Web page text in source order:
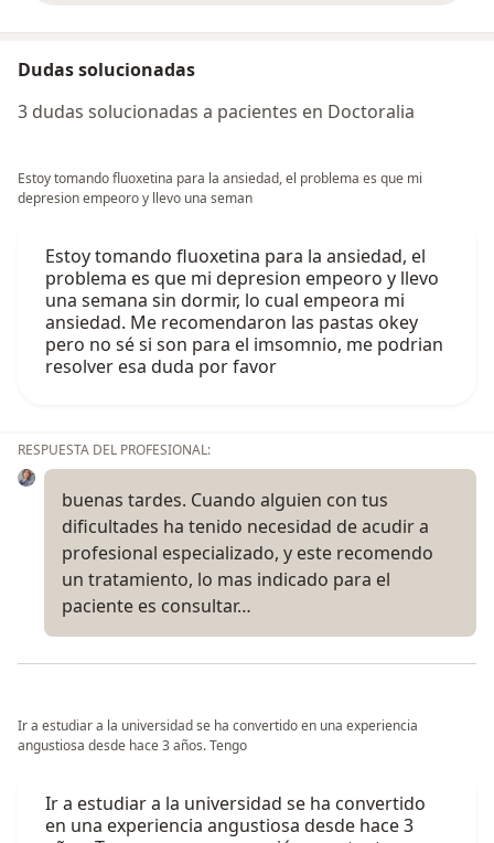
Dudas solucionadas
3 dudas solucionadas a pacientes en Doctoralia
Estoy tomando fluoxetina para la ansiedad, el problema es que mi
depresion empeoro y llevo una seman
Estoy tomando fluoxetina para la ansiedad, el
problema es que mi depresion empeoro y llevo
una semana sin dormir, lo cual empeora mi
ansiedad. Me recomendaron las pastas okey
pero no sé si son para el imsomnio, me podrian
resolver esa duda por favor
RESPUESTA DEL PROFESIONAL:
buenas tardes. Cuando alguien con tus
dificultades ha tenido necesidad de acudir a
profesional especializado, y este recomendo
un tratamiento, lo mas indicado para el
paciente es consultar…
Ir a estudiar a la universidad se ha convertido en una experiencia
angustiosa desde hace 3 años. Tengo
Ir a estudiar a la universidad se ha convertido
en una experiencia angustiosa desde hace 3